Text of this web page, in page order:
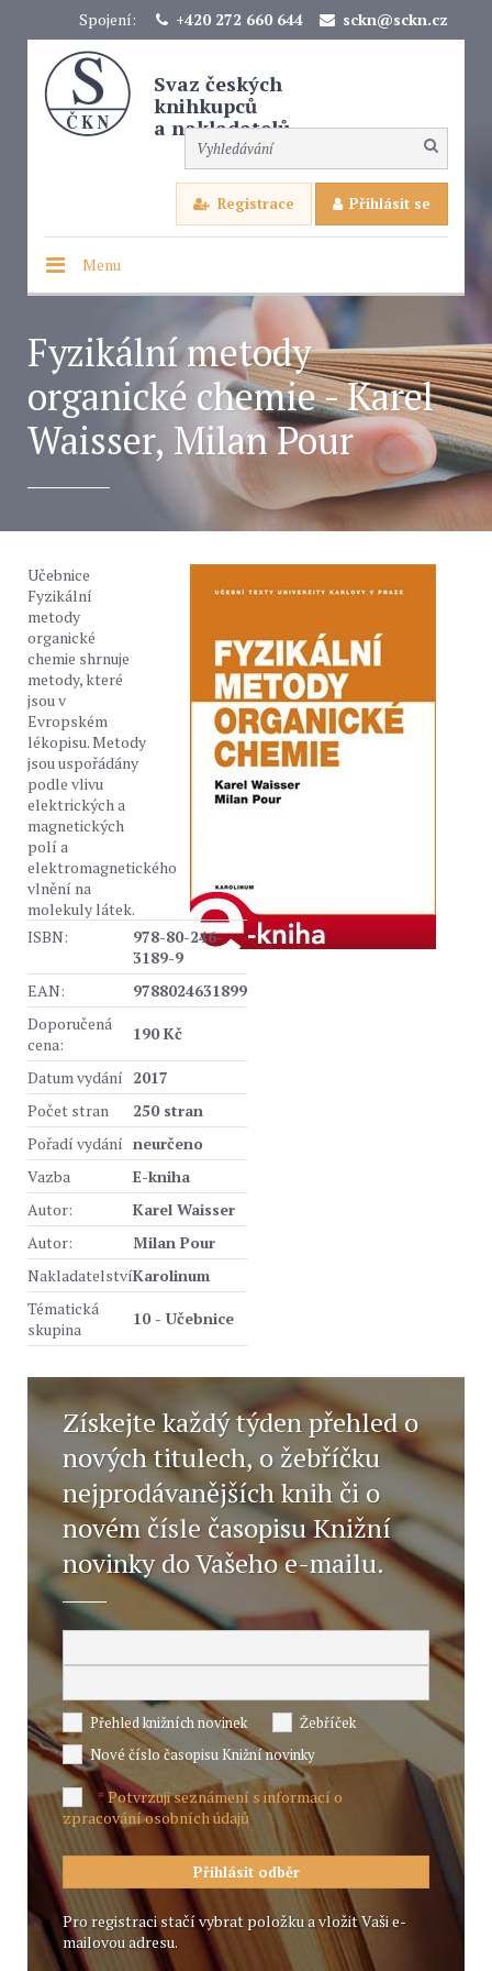
Spojení: +420 272 660 644 sckn@sckn.cz
Svaz českých
knihkupců
a nakladatelů
Registrace Přihlásit se
Menu
Fyzikální metody
organické chemie - Karel
Waisser, Milan Pour
Učebnice
Fyzikální
metody
organické
chemie shrnuje
metody, které
jsou v
Evropském
lékopisu. Metody
jsou uspořádány
podle vlivu
elektrických a
magnetických
polí a
elektromagnetického
vlnění na
molekuly látek.
ISBN:
978-80-246-
3189-9
EAN:
9788024631899
Doporučená
cena:
190 Kč
Datum vydání 2017
Počet stran
250 stran
Pořadí vydání neurčeno
Vazba
E-kniha
Autor:
Karel Waisser
Autor:
Milan Pour
NakladatelstvíKarolinum
Tématická
skupina
10 - Učebnice
Získejte každý týden přehled o
nových titulech, o žebříčku
nejprodávanějších knih či o
novém čísle časopisu Knižní
novinky do Vašeho e-mailu.
Přehled knižních novinek
Žebříček
Nové číslo časopisu Knižní novinky
*Potvrzuji seznámení s informací o
zpracování osobních údajů
Pro registraci stačí vybrat položku a vložit Vaši e-
mailovou adresu.